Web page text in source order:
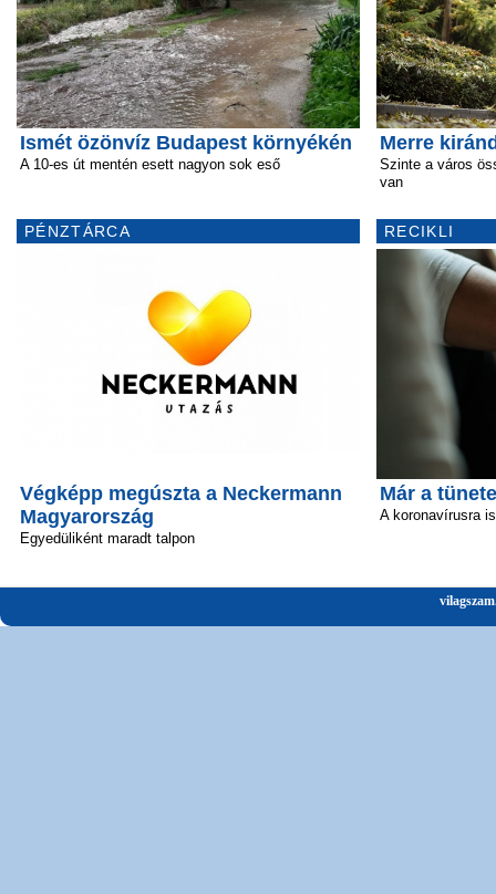
Ismét özönvíz Budapest környékén
A 10-es út mentén esett nagyon sok eső
PÉNZTÁRCA
Végképp megúszta a Neckermann
Magyarország
Egyedüliként maradt talpon
Merre
Szinte a város
van
RECIKLI
Már a
A koronavírusra